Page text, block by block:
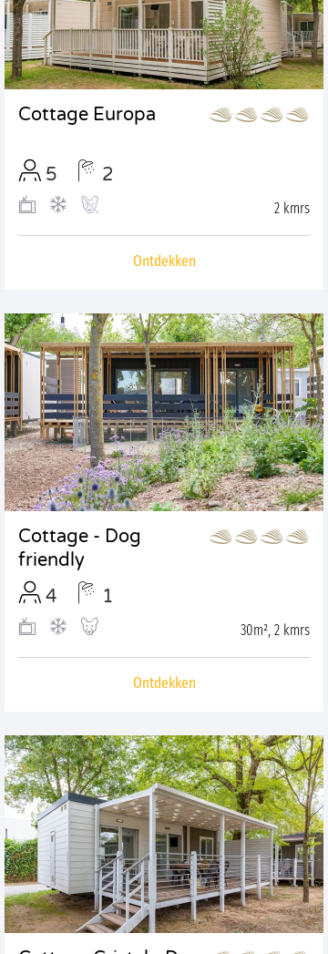
Cottage Europa
5 2
2 kmrs
Ontdekken
Cottage - Dog
friendly
4
1
30m², 2 kmrs
Ontdekken